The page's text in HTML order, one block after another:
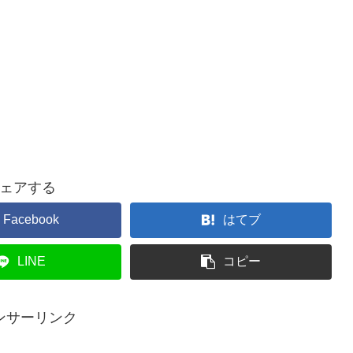
アする
Facebook はてブ
LINE コピー
サーリンク